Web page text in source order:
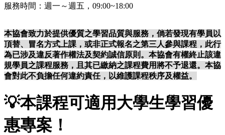
服務時間：週一～週五，09:00~18:00
本協會致力於提供優質之學習品質與服務，倘若發現有學員以
頂替、冒名方式上課，或非正式報名之第三人參與課程，此行
為已涉及違反著作權法及契約誠信原則。本協會有權終止該違
規學員之課程服務，且其已繳納之課程費用將不予退還。本協
會對此不負擔任何違約責任，以維護課程秩序及權益。
💡本課程可適用大學生學習優
惠專案！